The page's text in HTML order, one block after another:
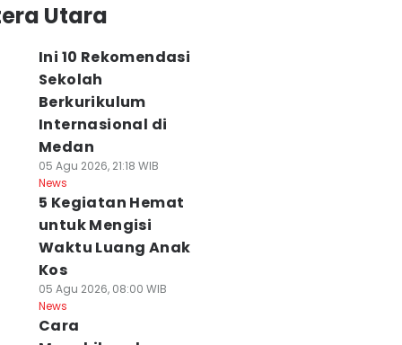
Utara
Ini 10 Rekomendasi
Sekolah
Berkurikulum
Internasional di
Medan
05 Agu 2026, 21:18 WIB
News
5 Kegiatan Hemat
untuk Mengisi
Waktu Luang Anak
Kos
05 Agu 2026, 08:00 WIB
News
Cara